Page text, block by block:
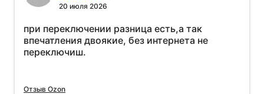
20 июля 2026
при переключении разница есть,а так
впечатления двоякие, без интернета не
переключиш.
Отзыв Ozon